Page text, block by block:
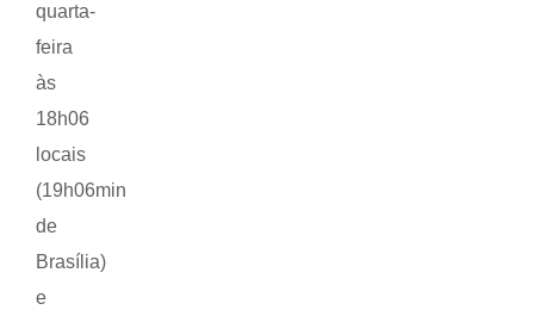
quarta-
feira
às
18h06
locais
(19h06min
de
Brasília)
e